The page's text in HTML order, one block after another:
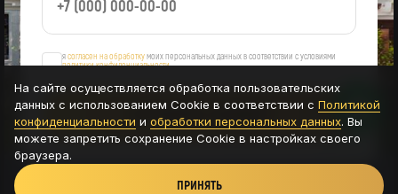
ясогласен на обработкумоих персональных данных в соответствии с условиями
политики конфиденциальности
ОСТАВИТЬ ЗАЯВКУ
На сайте осуществляется обработка пользовательских
данных с использованием Cookie в соответствии с Политикой
конфиденциальности и обработки персональных данных. Вы
можете запретить сохранение Cookie в настройках своего
браузера.
ПРИНЯТЬ